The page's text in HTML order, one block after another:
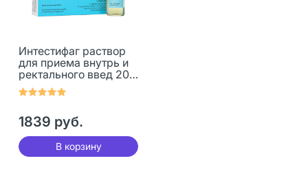
Интестифаг раствор
для приема внутрь и
ректального введ 20
мл 4 шт
1839 руб.
В корзину